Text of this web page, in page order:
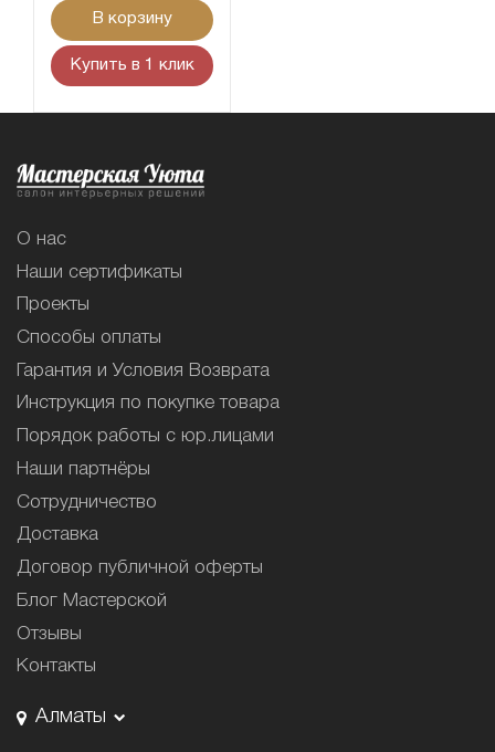
В корзину
Купить в 1 клик
О нас
Наши сертификаты
Проекты
Способы оплаты
Гарантия и Условия Возврата
Инструкция по покупке товара
Порядок работы с юр.лицами
Наши партнёры
Сотрудничество
Доставка
Договор публичной оферты
Блог Мастерской
Отзывы
Контакты
Алматы